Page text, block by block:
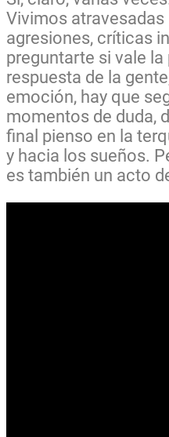
Vivimos
agresiones, críticas
preguntarte si vale la
respuesta de la
emoción, hay que
momentos de duda,
final pienso en la
y hacia los sueños.
es también un acto